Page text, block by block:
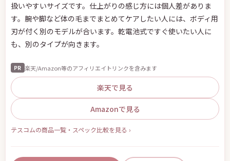
扱いやすいサイズです。仕上がりの感じ方には個人差がありま
す。腕や脚など体の毛までまとめてケアしたい人には、ボディ用
刃が付く別のモデルが合います。乾電池式ですぐ使いたい人に
も、別のタイプが向きます。
PR 楽天/Amazon等のアフィリエイトリンクを含みます
楽天で見る
Amazonで見る
テスコムの商品一覧・スペック比較を見る ›